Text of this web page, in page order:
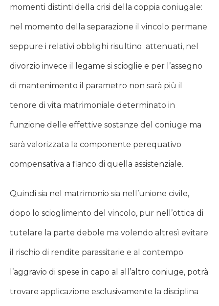
momenti distinti della crisi della coppia coniugale:
nel momento della separazione il vincolo permane
seppure i relativi obblighi risultino attenuati, nel
divorzio invece il legame si scioglie e per l’assegno
di mantenimento il parametro non sarà più il
tenore di vita matrimoniale determinato in
funzione delle effettive sostanze del coniuge ma
sarà valorizzata la componente perequativo
compensativa a fianco di quella assistenziale.
Quindi sia nel matrimonio sia nell’unione civile,
dopo lo scioglimento del vincolo, pur nell’ottica di
tutelare la parte debole ma volendo altresì evitare
il rischio di rendite parassitarie e al contempo
l’aggravio di spese in capo al all’altro coniuge, potrà
trovare applicazione esclusivamente la disciplina